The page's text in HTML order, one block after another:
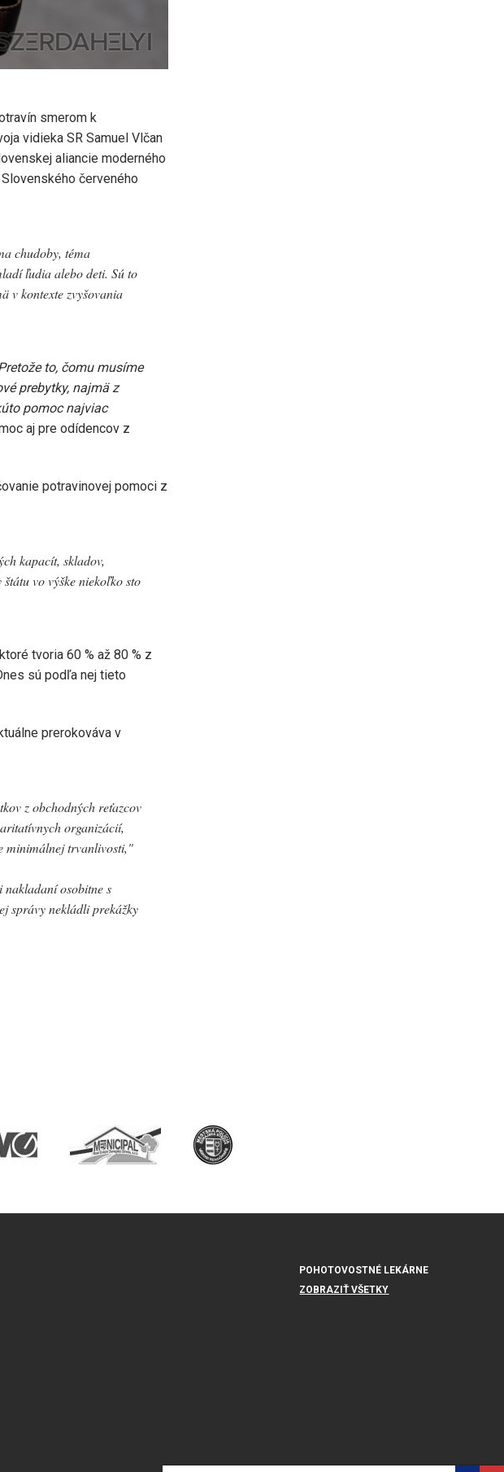
smerom k
vidieka SR Samuel Vlčan
aliancie moderného
červeného
chudoby, téma
ľudia alebo deti. Sú to
v kontexte zvyšovania
to, čomu musíme
prebytky, najmä z
pomoc najviac
aj pre odídencov z
potravinovej pomoci z
kapacít, skladov,
vo výške niekoľko sto
tvoria 60 % až 80 % z
sú podľa nej tieto
prerokováva v
z obchodných reťazcov
organizácií,
minimálnej trvanlivosti,"
osobitne s
správy nekládli prekážky
POHOTOVOSTNÉ LEKÁRNE
ZOBRAZIŤ VŠETKY